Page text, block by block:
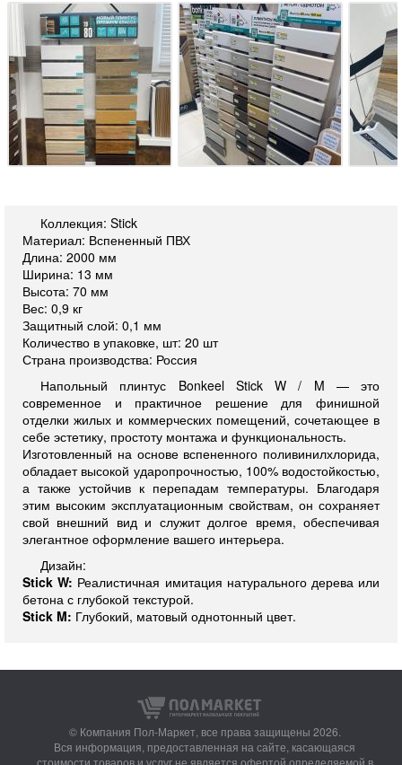
Коллекция: Stick
Материал: Вспененный ПВХ
Длина: 2000 мм
Ширина: 13 мм
Высота: 70 мм
Вес: 0,9 кг
Защитный слой: 0,1 мм
Количество в упаковке, шт: 20 шт
Страна производства: Россия
Напольный плинтус Bonkeel Stick W / M — это
современное и практичное решение для финишной
отделки жилых и коммерческих помещений, сочетающее в
себе эстетику, простоту монтажа и функциональность.
Изготовленный на основе вспененного поливинилхлорида,
обладает высокой ударопрочностью, 100% водостойкостью,
а также устойчив к перепадам температуры. Благодаря
этим высоким эксплуатационным свойствам, он сохраняет
свой внешний вид и служит долгое время, обеспечивая
элегантное оформление вашего интерьера.
Дизайн:
Stick W: Реалистичная имитация натурального дерева или
бетона с глубокой текстурой.
Stick M: Глубокий, матовый однотонный цвет.
© Компания Пол-Маркет, все права защищены 2026.
Вся информация, предоставленная на сайте, касающаяся
стоимости товаров и услуг не является офертой определяемой в